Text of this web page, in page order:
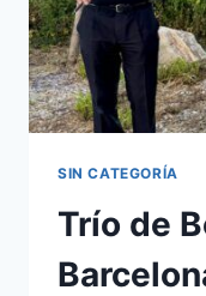
SIN CATEGORÍA
Trío de